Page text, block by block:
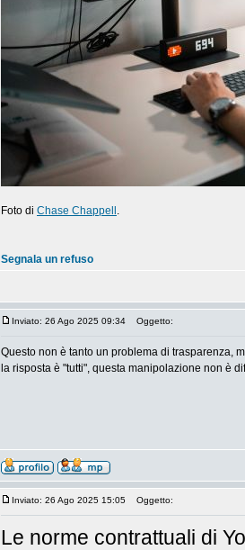
Foto di Chase Chappell .
Segnala un refuso
Inviato: 26 Ago 2025 09:34 Oggetto:
Questo non è tanto un problema di trasparenza,
la risposta è "tutti", questa manipolazione non è
Inviato: 26 Ago 2025 15:05 Oggetto:
Le norme contrattuali di